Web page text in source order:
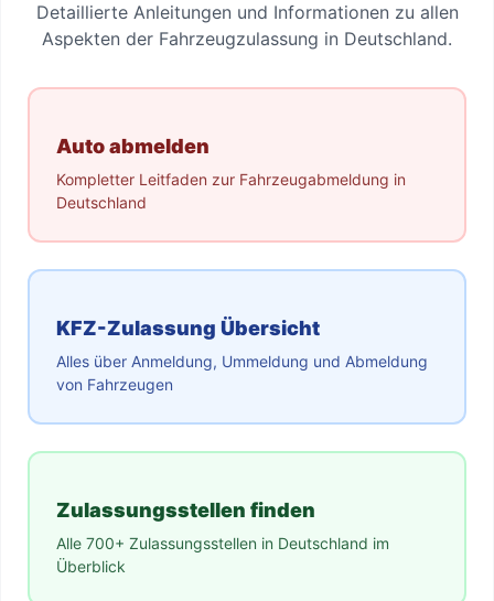
Detaillierte Anleitungen und Informationen zu allen
Aspekten der Fahrzeugzulassung in Deutschland.
Auto abmelden
Kompletter Leitfaden zur Fahrzeugabmeldung in
Deutschland
KFZ-Zulassung Übersicht
Alles über Anmeldung, Ummeldung und Abmeldung
von Fahrzeugen
Zulassungsstellen finden
Alle 700+ Zulassungsstellen in Deutschland im
Überblick